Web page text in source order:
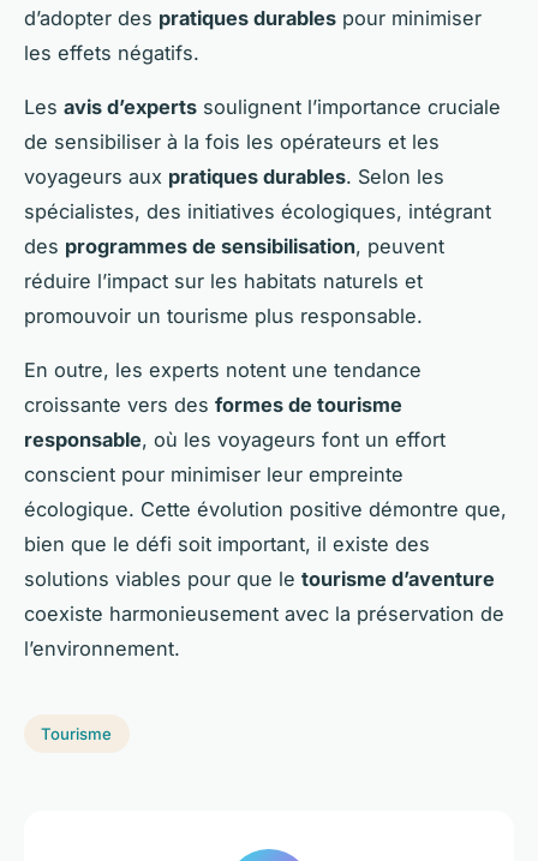
d’adopter des pratiques durables pour minimiser
les effets négatifs.
Les avis d’experts soulignent l’importance cruciale
de sensibiliser à la fois les opérateurs et les
voyageurs aux pratiques durables. Selon les
spécialistes, des initiatives écologiques, intégrant
des programmes de sensibilisation, peuvent
réduire l’impact sur les habitats naturels et
promouvoir un tourisme plus responsable.
En outre, les experts notent une tendance
croissante vers des formes de tourisme
responsable, où les voyageurs font un effort
conscient pour minimiser leur empreinte
écologique. Cette évolution positive démontre que,
bien que le défi soit important, il existe des
solutions viables pour que le tourisme d’aventure
coexiste harmonieusement avec la préservation de
l’environnement.
Tourisme